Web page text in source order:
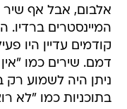
אלבום, אבל אף
המיינסטרים ברדיו.
קודמים עדיין היו
דמם. שירים כמו
ניתן היה לשמוע
בתוכניות כמו "לא